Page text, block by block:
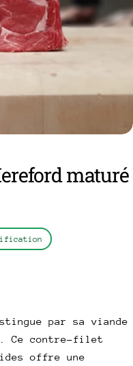
maturé
par sa viande
Ce contre-filet
offre une
Copie